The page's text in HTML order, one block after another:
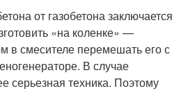
от газобетона заключается
«на коленке» —
в смесителе перемешать его с
В случае
серьезная техника. Поэтому